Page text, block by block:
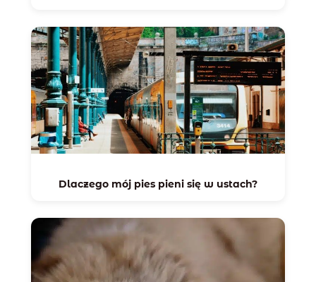
Dlaczego mój pies pieni się w ustach?